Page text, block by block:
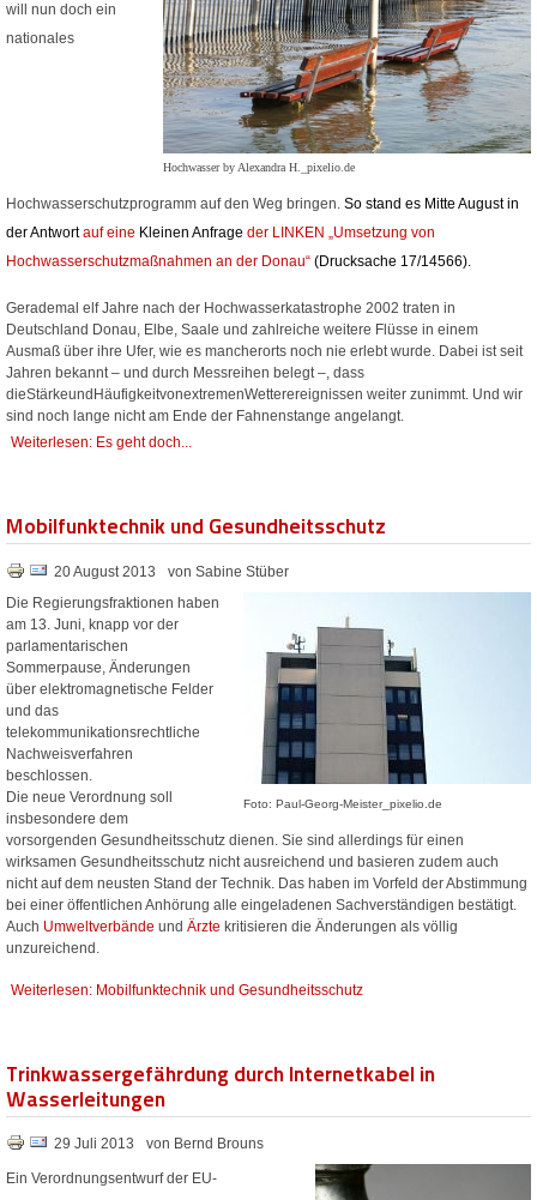
Hochwasser by Alexandra H._pixelio.de
will nun doch ein
nationales
Hochwasserschutzprogramm auf den Weg bringen. So stand es Mitte August in
derAntwortauf eine Kleinen Anfrage der LINKEN „Umsetzung von
Hochwasserschutzmaßnahmen an der Donau“ (Drucksache 17/14566).
Gerademal elfJahre nach der Hochwasserkatastrophe 2002 traten in
Deutschland Donau, Elbe, Saale und zahlreiche weitere Flüsse in einem
Ausmaß über ihre Ufer, wie es mancherorts noch nie erlebt wurde. Dabei ist seit
Jahren bekannt – und durch Messreihen belegt –, dass
dieStärkeund HäufigkeitvonextremenWetterereignissen weiter zunimmt. Und wir
sind noch lange nicht am Ende der Fahnenstange angelangt.
Weiterlesen: Es geht doch...
Mobilfunktechnik und Gesundheitsschutz
20 August 2013 von Sabine Stüber
Foto: Paul-Georg-Meister_pixelio.de
Die Regierungsfraktionen haben
am 13. Juni, knapp vor der
parlamentarischen
Sommerpause, Änderungen
über elektromagnetische Felder
und das
telekommunikationsrechtliche
Nachweisverfahren
beschlossen.
Die neue Verordnung soll
insbesondere dem
vorsorgenden Gesundheitsschutz dienen. Sie sind allerdings für einen
wirksamen Gesundheitsschutz nicht ausreichend und basieren zudem auch
nicht auf dem neusten Stand der Technik. Das haben im Vorfeld der Abstimmung
bei einer öffentlichen Anhörung alle eingeladenen Sachverständigen bestätigt.
Auch Umweltverbände und Ärzte kritisieren die Änderungen als völlig
unzureichend.
Weiterlesen: Mobilfunktechnik und Gesundheitsschutz
Trinkwassergefährdung durch Internetkabel in
Wasserleitungen
29 Juli 2013 von Bernd Brouns
Ein Verordnungsentwurf der EU-